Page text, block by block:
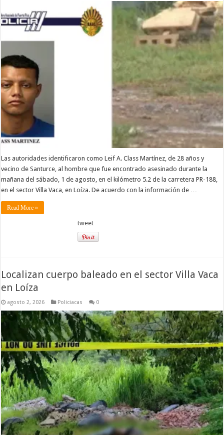
Las autoridades identificaron como Leif A. Class Martínez, de 28 años y
vecino de Santurce, al hombre que fue encontrado asesinado durante la
mañana del sábado, 1 de agosto, en el kilómetro 5.2 de la carretera PR-188,
en el sector Villa Vaca, en Loíza. De acuerdo con la información de …
Read More »
tweet
Localizan cuerpo baleado en el sector Villa Vaca
en Loíza
agosto 2, 2026 Policiacas 0